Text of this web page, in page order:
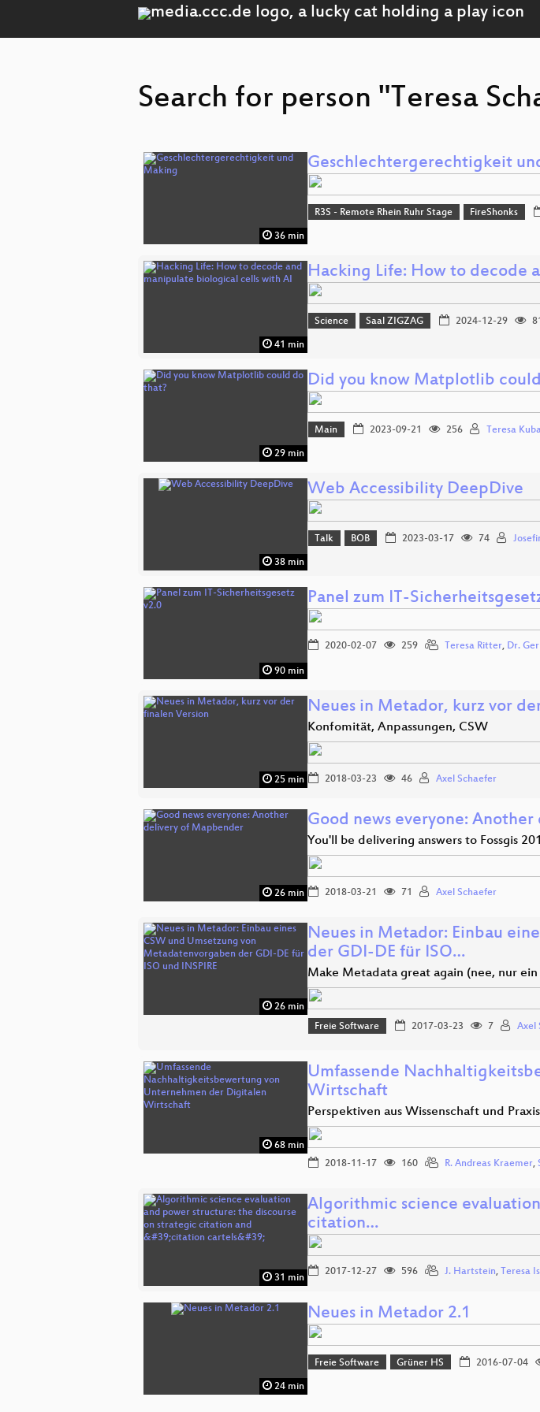
Search for person "Teresa
36 min
Geschlechtergerechtigkeit
R3S - Remote Rhein Ruhr Stage FireShonks
41 min
Hacking Life: How to decode
Science Saal ZIGZAG 2024-12-29
29 min
Did you know Matplotlib
Main 2023-09-21 256 Teresa
38 min
Web Accessibility DeepDive
Talk BOB 2023-03-17 74
90 min
Panel zum IT-
2020-02-07 259 Teresa Ritter, Dr.
25 min
Neues in Metador, kurz vor
Konfomität, Anpassungen, CSW
2018-03-23 46 Axel Schaefer
26 min
Good news everyone:
You'll be delivering answers to Fossgis
2018-03-21 71 Axel Schaefer
26 min
Neues in Metador: Einbau
der GDI-DE für ISO…
Make Metadata great again (nee, nur
Freie Software 2017-03-23 7 Axel
68 min
Umfassende
Wirtschaft
Perspektiven aus Wissenschaft und Praxis
2018-11-17 160 R. Andreas Kraemer,
31 min
Algorithmic science
citation…
2017-12-27 596 J. Hartstein, Teresa
24 min
Neues in Metador 2.1
Freie Software Grüner HS 2016-07-04